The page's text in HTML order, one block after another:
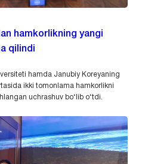
hamkorlikning yangi
qilindi
hamda Janubiy Koreyaning
ikki tomonlama hamkorlikni
uchrashuv bo‘lib o‘tdi.